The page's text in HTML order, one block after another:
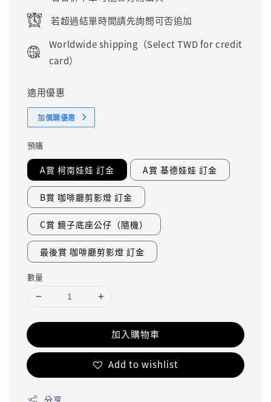
若超過結單時間請先詢問可否追加
Worldwide shipping（Select TWD for credit
card）
適用優惠
加價購優惠
預購
A賞 柯南娃娃 訂金 A賞 基德娃娃 訂金
B賞 咖啡廳剪影燈 訂金
C賞 鏡子底座公仔（隨機）
最後賞 咖啡廳剪影燈 訂金
數量
加入購物車
Add to wishlist
分享